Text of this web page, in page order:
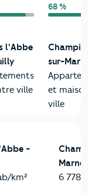
68 %
l'Abbe
ville
sur-Marne
et
ville
-
km²
Marne
6 778